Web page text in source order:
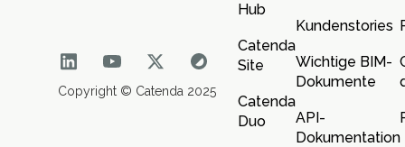
Copyright © Catenda 2025
Hub
Catenda
Site
Catenda
Duo
Kundenstories
Wichtige BIM-
Dokumente
API-
Dokumentation